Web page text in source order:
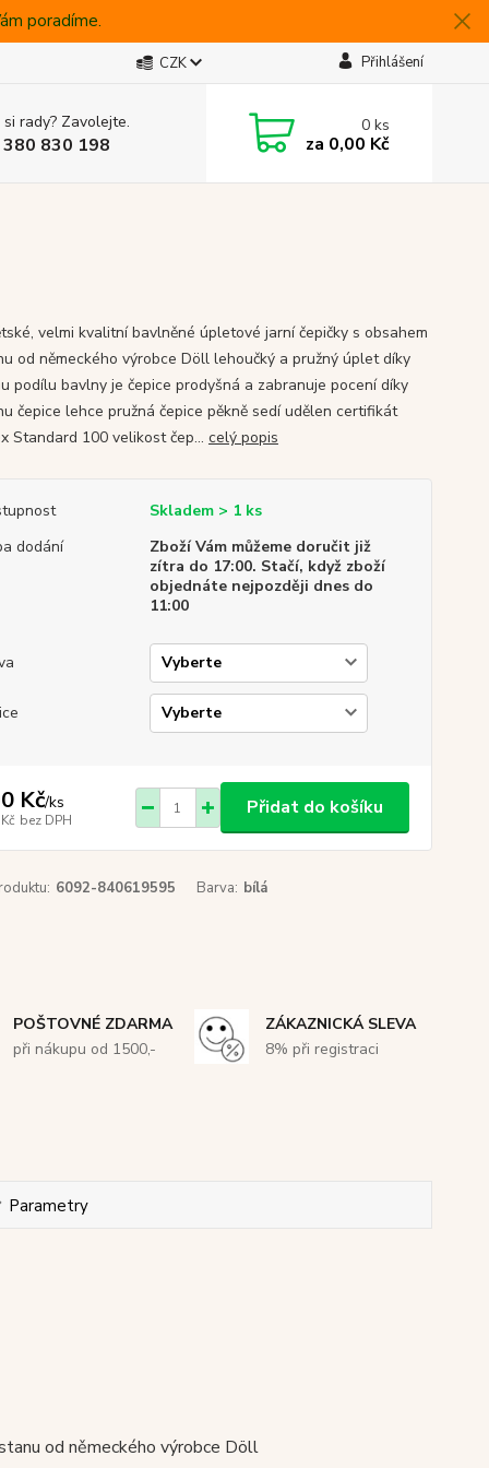
poradíme.
CZK Přihlášení
rady? Zavolejte.
830 198
0ks
za 0,00 Kč
velmi kvalitní bavlněné úpletové jarní čepičky s obsahem
od německého výrobce Döll lehoučký a pružný úplet díky
podílu bavlny je čepice prodyšná a zabranuje pocení díky
čepice lehce pružná čepice pěkně sedí udělen certifikát
Standard 100 velikost čep... celý popis
Skladem > 1 ks
dodání
Zboží Vám můžeme doručit již
zítra do 17:00. Stačí, když zboží
objednáte nejpozději dnes do
11:00
Kč/ks
bez DPH
Přidat do košíku
6092-840619595 Barva: bílá
POŠTOVNÉ ZDARMA
při nákupu od 1500,-
ZÁKAZNICKÁ SLEVA
8% při registraci
Parametry
od německého výrobce Döll